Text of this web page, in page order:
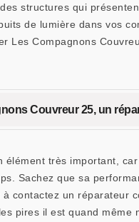
structures qui
de lumière dans vos
Les Compagnons
Couvreur 25, un
élément très important,
Sachez que sa
à contactez un réparateur
pires il est quand